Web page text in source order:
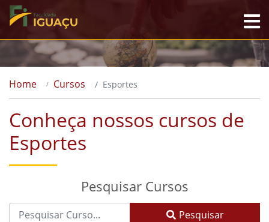
Home Cursos Esportes
Conheça nossos cursos de
Esportes
Pesquisar Cursos
Pesquisar